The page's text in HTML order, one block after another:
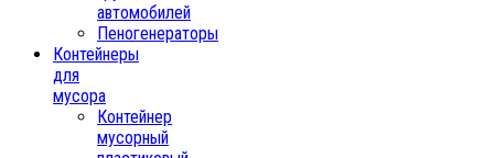
автомобилей
Пеногенераторы
Контейнеры
для
мусора
Контейнер
мусорный